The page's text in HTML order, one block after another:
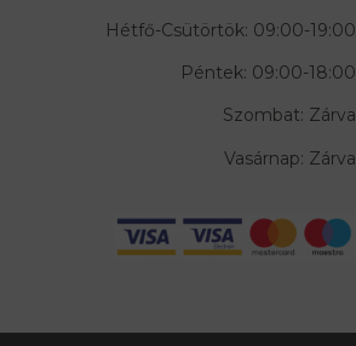
Hétfő-Csütörtök: 09:00-19:00
Péntek: 09:00-18:00
Szombat: Zárva
Vasárnap: Zárva